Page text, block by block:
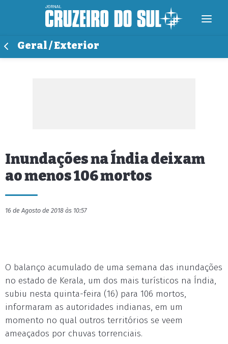
Geral / Exterior
Inundações na Índia deixam
ao menos 106 mortos
16 de Agosto de 2018 às 10:57
O balanço acumulado de uma semana das inundações
no estado de Kerala, um dos mais turísticos na Índia,
subiu nesta quinta-feira (16) para 106 mortos,
informaram as autoridades indianas, em um
momento no qual outros territórios se veem
ameaçados por chuvas torrenciais.